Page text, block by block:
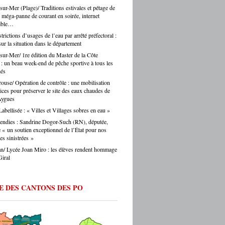
des collectivités, des institutions, du
Et on ne fait pas ça mollement. »
: justement, est-ce que les artisans
une période difficile en ce moment ? -
: « Comme partout en France, les
en hausse, coût des matières premières,
de recrutement, concurrence déloyale…
département comme le nôtre, qui
des fragilités socio-économiques bien
ces difficultés sont souvent amplifiées.
d’achat des ménages qui se contracte,
directement les artisans. Mais je ne
verser dans le catastrophisme : il y a
de créations, beaucoup
beaucoup de jeunes qui choisissent
de fond est là. » Ouillade.eu : vous
recrutement. On entend souvent que
en tension très forte — le bâtiment,
de vraies perspectives de carrière et
reprise d’entreprise. Mais le regard de la
journalistes parisiens. Sans oublier,
les chauffeurs de taxi parisiens.
Mer (Plage)/ Traditions estivales et pétage de
panne de courant en soirée, internet
d’usages de l’eau par arrêté préfectoral :
la situation dans le département
Mer/ 1re édition du Master de la Côte
un beau week-end de pêche sportive à tous les
Opération de contrôle : une mobilisation
pour préserver le site des eaux chaudes de
: « Villes et Villages sobres en eau »
: Sandrine Dogor-Such (RN), députée,
« un soutien exceptionnel de l’État pour nos
sinistrées »
Lycée Joan Miro : les élèves rendent hommage
DES CANTONS DES PO